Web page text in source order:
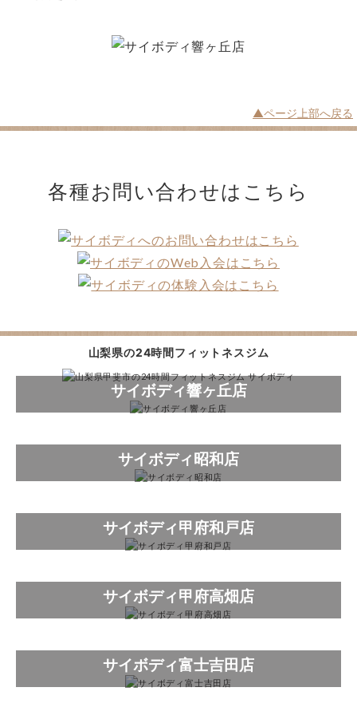
▲ページ上部へ戻る
各種お問い合わせは こちら
山梨県の24時間フィットネスジム
サイボディ響ヶ丘店
サイボディ昭和店
サイボディ甲府和戸店
サイボディ甲府高畑店
サイボディ富士吉田店